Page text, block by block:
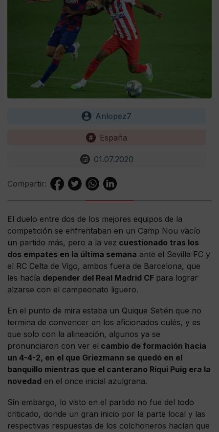
Anlopez7
España
01.07.2020
Compartir:
El duelo entre dos de los mejores equipos de la
competición se enfrentaban en un Camp Nou vacío
un partido más, pero a la vez cuestionado tras los
dos empates en la última semana ante el Sevilla FC y
el RC Celta de Vigo, ambos fuera de Barcelona, que
les hacía depender del Real Madrid CF para lograr
alzarse con el campeonato liguero.
En el punto de mira estaba un Quique Setién que no
termina de convencer en los aficionados culés, y es
que solo con la alineación, algunos ya se
pronunciaron con ver el cambio de formación hacia
un 4-4-2, en el que Griezmann se quedó en el
banquillo mientras que el canterano Riqui Puig era la
novedad en el once inicial azulgrana.
Sin embargo, lo visto en el partido no fue del todo
criticado, donde un gran inicio por la parte local y las
respectivas respuestas de los colchoneros hacían que